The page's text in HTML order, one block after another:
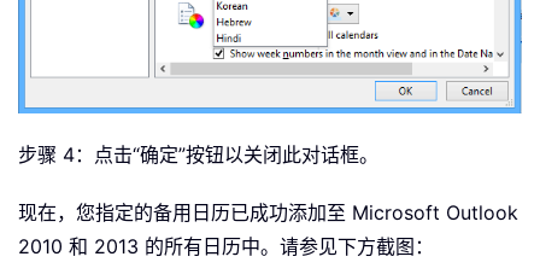
步骤 4：点击“确定”按钮以关闭此对话框。
现在，您指定的备用日历已成功添加至 Microsoft Outlook
2010 和 2013 的所有日历中。请参见下方截图：